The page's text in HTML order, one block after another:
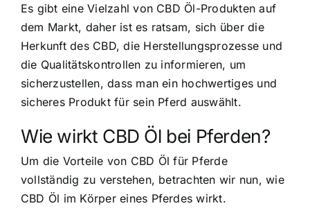
Es gibt eine Vielzahl von CBD Öl-Produkten auf
dem Markt, daher ist es ratsam, sich über die
Herkunft des CBD, die Herstellungsprozesse und
die Qualitätskontrollen zu informieren, um
sicherzustellen, dass man ein hochwertiges und
sicheres Produkt für sein Pferd auswählt.
Wie wirkt CBD Öl bei Pferden?
Um die Vorteile von CBD Öl für Pferde
vollständig zu verstehen, betrachten wir nun, wie
CBD Öl im Körper eines Pferdes wirkt.